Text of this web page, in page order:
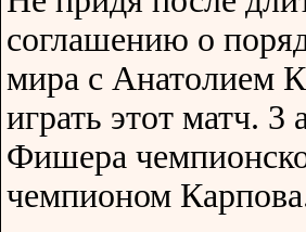
соглашению о
мира с Анатолием
играть этот матч.
Фишера
чемпионом